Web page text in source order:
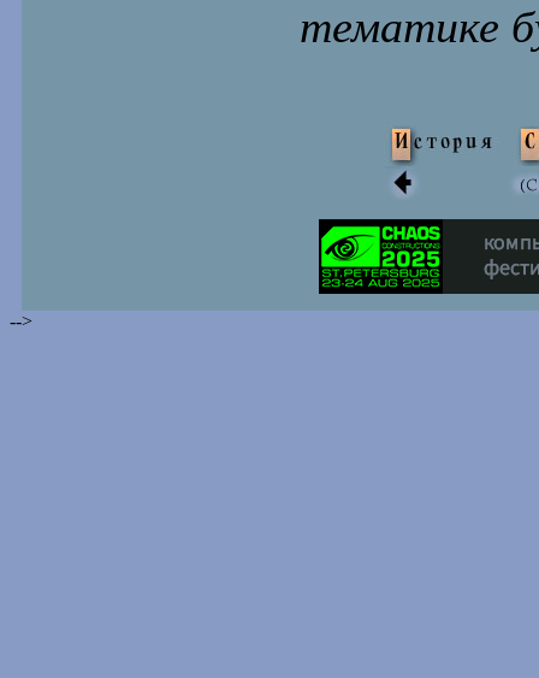
тематике
-->